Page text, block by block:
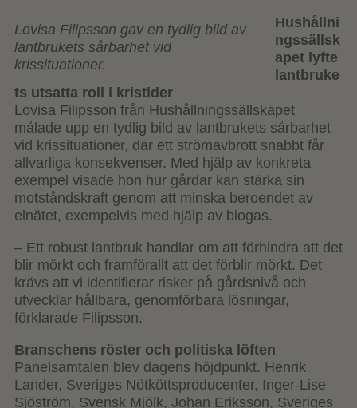
Lovisa Filipsson gav en tydlig bild av
lantbrukets sårbarhet vid
krissituationer.
Hushållni
ngssällsk
apet lyfte
lantbruke
ts utsatta roll i kristider
Lovisa Filipsson från Hushållningssällskapet
målade upp en tydlig bild av lantbrukets sårbarhet
vid krissituationer, där ett strömavbrott snabbt får
allvarliga konsekvenser. Med hjälp av konkreta
exempel visade hon hur gårdar kan stärka sin
motståndskraft genom att minska beroendet av
elnätet, exempelvis med hjälp av biogas.
– Ett robust lantbruk handlar om att förhindra att det
blir mörkt och framförallt att det förblir mörkt. Det
krävs att vi identifierar risker på gårdsnivå och
utvecklar hållbara, genomförbara lösningar,
förklarade Filipsson.
Branschens röster och politiska löften
Panelsamtalen blev dagens höjdpunkt. Henrik
Lander, Sveriges Nötköttsproducenter, Inger-Lise
Sjöström, Svensk Mjölk, Johan Eriksson, Sveriges